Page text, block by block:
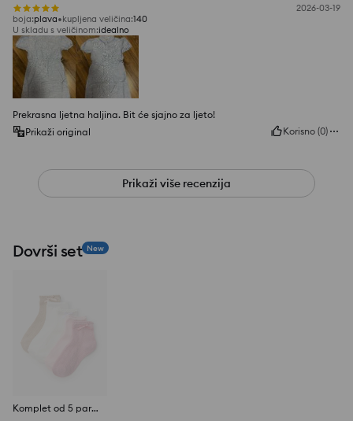
2026-03-19
boja:plava kupljena veličina:140
U skladu s veličinom:idealno
Prekrasna ljetna haljina. Bit će sjajno za ljeto!
Prikaži original
Korisno (0)
Prikaži više recenzija
Dovrši set New
Komplet od 5 pari čarapa